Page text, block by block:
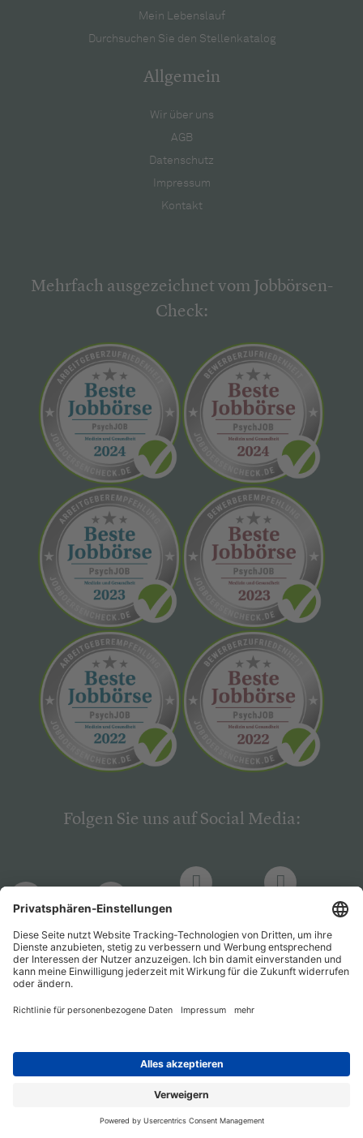
Mein Lebenslauf
Durchsuchen Sie den Stellenkatalog
Allgemein
Wir über uns
AGB
Datenschutz
Impressum
Kontakt
Mehrfach ausgezeichnet vom Jobbörsen-
Check:
Folgen Sie uns auf Social Media:
PsychJOB PsychJOB
Hogrefe
Verlag
Hogrefe
Verlag
Entwickelt durchJobiqo